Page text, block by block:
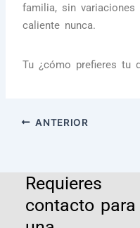
familia, sin
caliente nunca.
Tu ¿cómo prefieres tu
ANTERIOR
Requieres
contacto para